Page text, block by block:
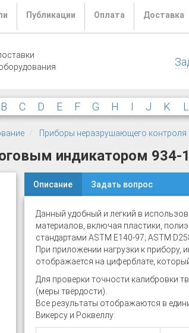
Публикации Оплата Доставка
B C D E F G H I J K
Приборы неразрушающего контроля
индикатором 934-1
Описание Задать вопрос
Данный удобный и легкий в
материалов, включая пластики,
стандартами ASTM E140-97; ASTM
При приложении нагрузки к прибору,
отображается на циферблате,
Для проверки точности калибровки
(меры твёрдости).
Все результаты отображаются в
Викерсу и Роквеллу: